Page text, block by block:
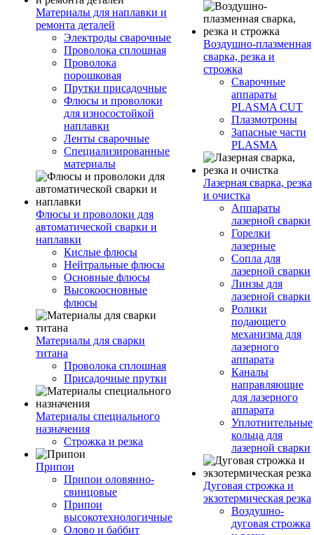
Материалы для наплавки и
ремонта деталей
Электроды сварочные
Проволока сплошная
Проволока
порошковая
Прутки присадочные
Флюсы и проволоки
для износостойкой
наплавки
Ленты сварочные
Специализированные
материалы
Флюсы и проволоки для
автоматической сварки и
наплавки
Кислые флюсы
Нейтральные флюсы
Основные флюсы
Высокоосновные
флюсы
Материалы для сварки
титана
Проволока сплошная
Присадочные прутки
Материалы специального
назначения
Строжка и резка
Припои
Припои оловянно-
свинцовые
Припои
высокотехнологичные
Олово и баббит
Воздушно-плазменная
сварка, резка и
строжка
Сварочные
аппараты
PLASMA CUT
Плазмотроны
Запасные части
PLASMA
Лазерная сварка, резка
и очистка
Аппараты
лазерной сварки
Горелки
лазерные
Сопла для
лазерной сварки
Линзы для
лазерной сварки
Ролики
подающего
механизма для
лазерного
аппарата
Каналы
направляющие
для лазерного
аппарата
Уплотнительные
кольца для
лазерной сварки
Дуговая строжка и
экзотермическая резка
Воздушно-
дуговая строжка